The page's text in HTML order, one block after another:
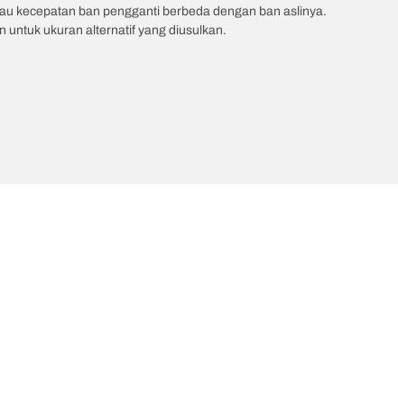
kecepatan ban pengganti berbeda dengan ban aslinya.
untuk ukuran alternatif yang diusulkan.